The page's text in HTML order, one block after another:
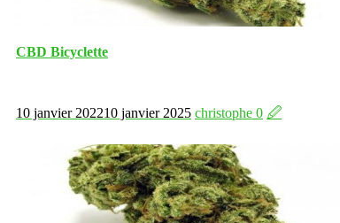
CBD Bicyclette
10 janvier 202210 janvier 2025 christophe 0 🖉